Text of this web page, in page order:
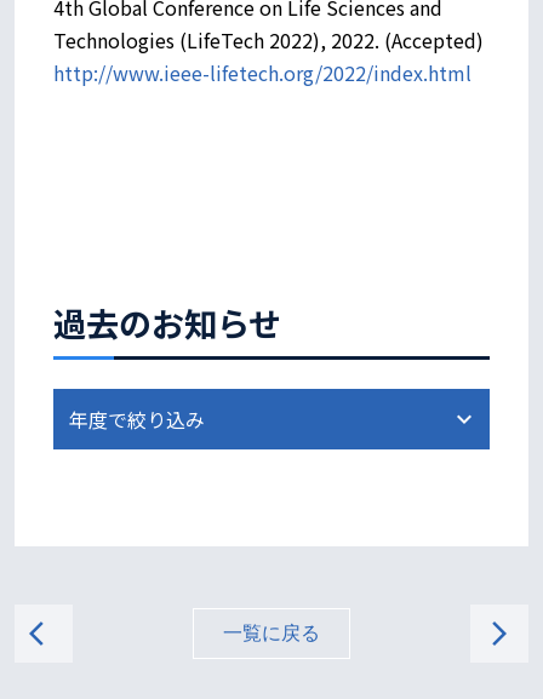
過去のお知らせ
4th Global Conference on Life Sciences and
Technologies (LifeTech 2022), 2022. (Accepted)
http://www.ieee-lifetech.org/2022/index.html
arrow_back_ios 一覧に戻る arrow_forward_ios